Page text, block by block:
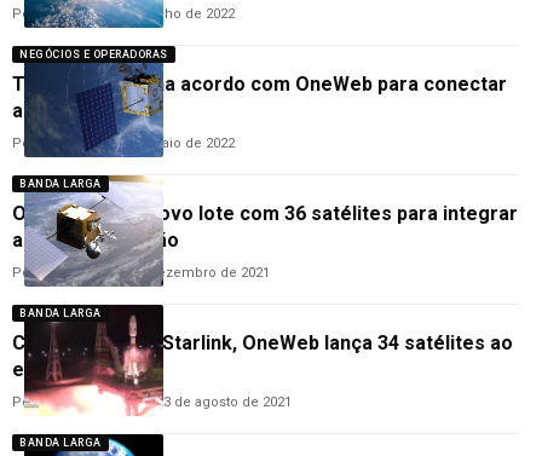
Por Cleane Lima19 de julho de 2022
NEGÓCIOS E OPERADORAS
Telefônica assina acordo com OneWeb para conectar
antenas 4G e 5G
Por Cleane Lima14 de maio de 2022
BANDA LARGA
OneWeb lança novo lote com 36 satélites para integrar
a sua constelação
PorCleane Lima28 de dezembro de 2021
BANDA LARGA
Concorrente da Starlink, OneWeb lança 34 satélites ao
espaço
PorHemerson Brandão23 de agosto de 2021
BANDA LARGA